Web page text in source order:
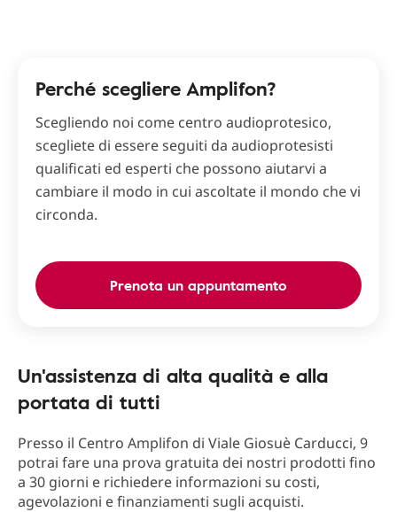
Perché scegliere Amplifon?
Scegliendo noi come centro audioprotesico,
scegliete di essere seguiti da audioprotesisti
qualificati ed esperti che possono aiutarvi a
cambiare il modo in cui ascoltate il mondo che vi
circonda.
Prenota un appuntamento
Un'assistenza di alta qualità e alla
portata di tutti
Presso il Centro Amplifon di Viale Giosuè Carducci, 9
potrai fare una prova gratuita dei nostri prodotti fino
a 30 giorni e richiedere informazioni su costi,
agevolazioni e finanziamenti sugli acquisti.